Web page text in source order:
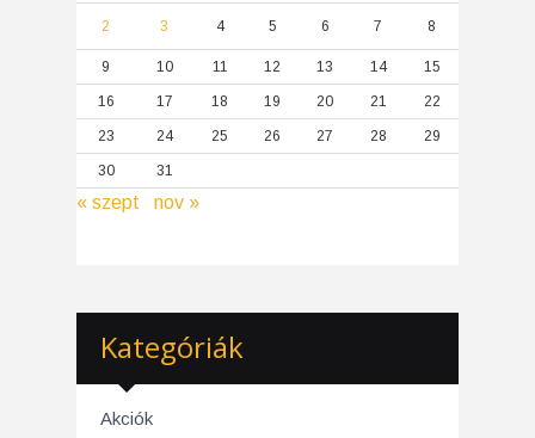
2 3 4 5 6 7 8
9 10 11 12 13 14 15
16 17 18 19 20 21 22
23 24 25 26 27 28 29
30 31
« szept nov »
Kategóriák
Akciók